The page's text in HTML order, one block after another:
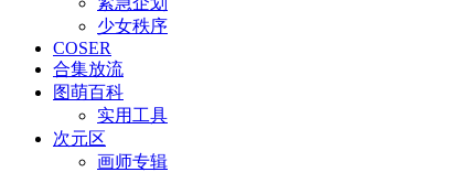
少女秩序
COSER
合集放流
图萌百科
实用工具
次元区
画师专辑